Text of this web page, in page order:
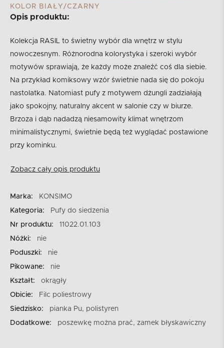
KOLOR BIAŁY/CZARNY
Opis produktu:
Kolekcja RASIL to świetny wybór dla wnętrz w stylu
nowoczesnym. Różnorodna kolorystyka i szeroki wybór
motywów sprawiają, że każdy może znaleźć coś dla siebie.
Na przykład komiksowy wzór świetnie nada się do pokoju
nastolatka. Natomiast pufy z motywem dżungli zadziałają
jako spokojny, naturalny akcent w salonie czy w biurze.
Brzoza i dąb nadadzą niesamowity klimat wnętrzom
minimalistycznymi, świetnie będą też wyglądać postawione
przy kominku.
Zobacz cały opis produktu
Marka:
KONSIMO
Kategoria:
Pufy do siedzenia
Nr produktu:
11022.01.103
Nóżki:
nie
Poduszki:
nie
Pikowane:
nie
Kształt:
okrągły
Obicie:
Filc poliestrowy
Siedzisko:
pianka Pu, polistyren
Dodatkowe:
poszewkę można prać, zamek błyskawiczny